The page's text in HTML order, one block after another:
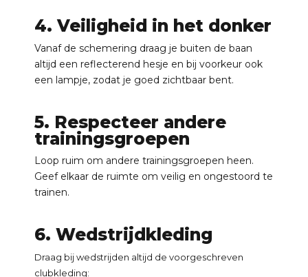
4. Veiligheid in het donker
Vanaf de schemering draag je buiten de baan
altijd een reflecterend hesje en bij voorkeur ook
een lampje, zodat je goed zichtbaar bent.
5. Respecteer andere
trainingsgroepen
Loop ruim om andere trainingsgroepen heen.
Geef elkaar de ruimte om veilig en ongestoord te
trainen.
6. Wedstrijdkleding
Draag bij wedstrijden altijd de voorgeschreven
clubkleding: